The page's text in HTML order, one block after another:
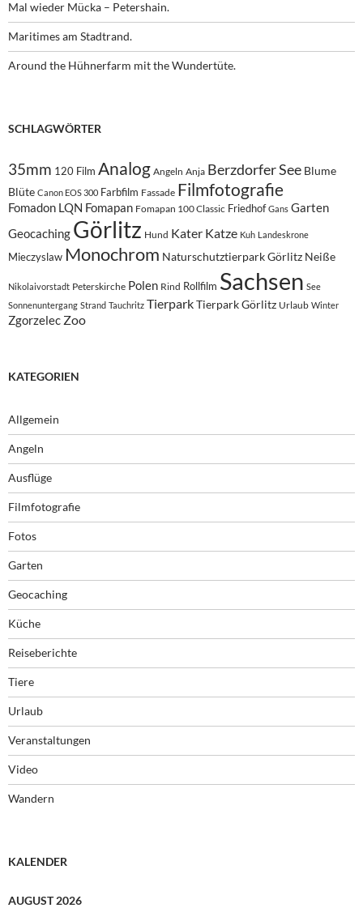
Mal wieder Mücka – Petershain.
Maritimes am Stadtrand.
Around the Hühnerfarm mit the Wundertüte.
SCHLAGWÖRTER
35mm 120 Film Analog Angeln Anja Berzdorfer See Blume
Blüte Canon EOS 300 Farbfilm Fassade Filmfotografie
Fomadon LQN Fomapan Fomapan 100 Classic Friedhof Gans Garten
Geocaching Görlitz Hund Kater Katze Kuh Landeskrone
Mieczyslaw Monochrom Naturschutztierpark Görlitz Neiße
Nikolaivorstadt Peterskirche Polen Rind Rollfilm Sachsen See
Sonnenuntergang Strand Tauchritz TierparkTierpark Görlitz Urlaub Winter
Zgorzelec Zoo
KATEGORIEN
Allgemein
Angeln
Ausflüge
Filmfotografie
Fotos
Garten
Geocaching
Küche
Reiseberichte
Tiere
Urlaub
Veranstaltungen
Video
Wandern
KALENDER
AUGUST 2026